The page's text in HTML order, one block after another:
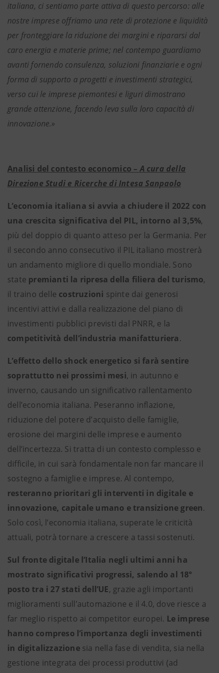
italiana, ci sentiamo parte attiva di questo percorso: alle
nostre imprese offriamo una rete di protezione e liquidità
per fronteggiare la riduzione dei margini e ripararsi dal
caro energia e materie prime; nel contempo guardiamo
avanti fornendo consulenza, soluzioni finanziarie e ogni
forma di supporto a progetti e investimenti strategici,
verso cui le imprese piemontesi e liguri dimostrano
grande attenzione, facendo leva sulla loro capacità di
innovazione.»
Analisi del contesto economico –A cura della
Direzione Studi e Ricerche di Intesa Sanpaolo
L’economia italiana si avvia a chiudere il 2022 con
una crescita significativa del PIL, intorno al 3,5%,
più del doppio di quanto atteso per la Germania. Per
il secondo anno consecutivo il PIL italiano mostrerà
un andamento migliore di quello mondiale. Sono
state premianti la ripresa della filiera del turismo,
il traino delle costruzioni spinte dai generosi
incentivi attivi e dalla realizzazione del piano di
investimenti pubblici previsti dal PNRR, e la
competitività dell’industria manifatturiera.
L’effetto dello shock energetico si farà sentire
soprattutto nei prossimi mesi, in autunno e
inverno, causando un significativo rallentamento
dell’economia italiana. Peseranno inflazione,
riduzione del potere d’acquisto delle famiglie,
erosione dei margini delle imprese e aumento
dell’incertezza. Si tratta di un contesto complesso e
difficile, in cui sarà fondamentale non far mancare il
sostegno a famiglie e imprese. Al contempo,
resteranno prioritari gli interventi in digitale e
innovazione, capitale umano e transizione green.
Solo così, l’economia italiana, superate le criticità
attuali, potrà tornare a crescere a tassi sostenuti.
Sul fronte digitale l’Italia negli ultimi anni ha
mostrato significativi progressi, salendo al 18°
posto tra i 27 stati dell’UE, grazie agli importanti
miglioramenti sull’automazione e il 4.0, dove riesce a
far meglio rispetto ai competitor europei. Le imprese
hanno compreso l’importanza degli investimenti
in digitalizzazionesia nella fase di vendita, sia nella
gestione integrata dei processi produttivi (ad